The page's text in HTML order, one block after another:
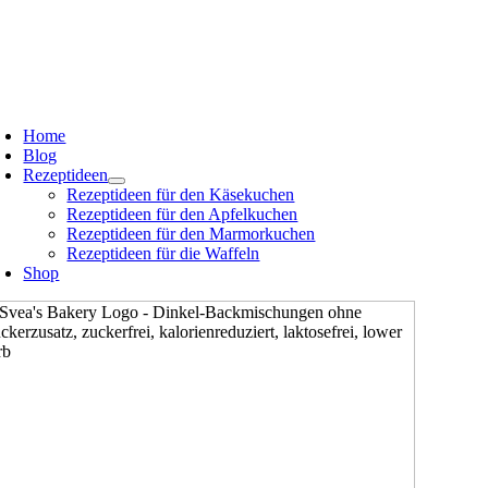
Home
Blog
Rezeptideen
Rezeptideen für den Käsekuchen
Rezeptideen für den Apfelkuchen
Rezeptideen für den Marmorkuchen
Rezeptideen für die Waffeln
Shop